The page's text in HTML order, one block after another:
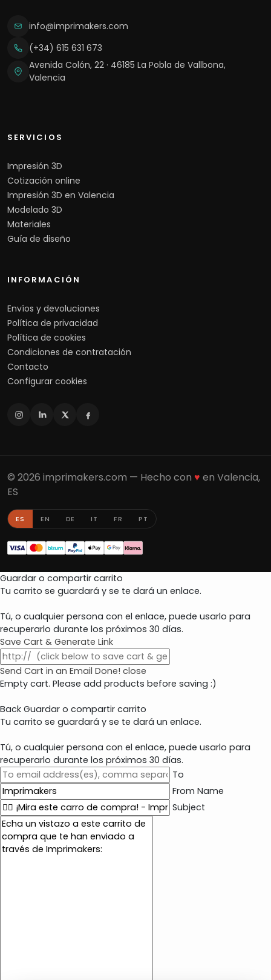
info@imprimakers.com
(+34) 615 631 673
Avenida Colón, 22 · 46185 La Pobla de Vallbona,
Valencia
SERVICIOS
Impresión 3D
Cotización online
Impresión 3D en Valencia
Modelado 3D
Materiales
Guía de diseño
INFORMACIÓN
Envíos y devoluciones
Política de privacidad
Política de cookies
Condiciones de contratación
Contacto
Configurar cookies
© 2026 imprimakers.com — Hecho con ♥ en Valencia,
ES
ES EN DE IT FR PT
Guardar o compartir carrito
Tu carrito se guardará y se te dará un enlace.
Tú, o cualquier persona con el enlace, puede usarlo para
recuperarlo durante los próximos 30 días.
Save Cart & Generate Link
Send Cart in an Email Done! close
Empty cart. Please add products before saving :)
Back Guardar o compartir carrito
Tu carrito se guardará y se te dará un enlace.
Tú, o cualquier persona con el enlace, puede usarlo para
recuperarlo durante los próximos 30 días.
To
From Name
Subject
E
m
a